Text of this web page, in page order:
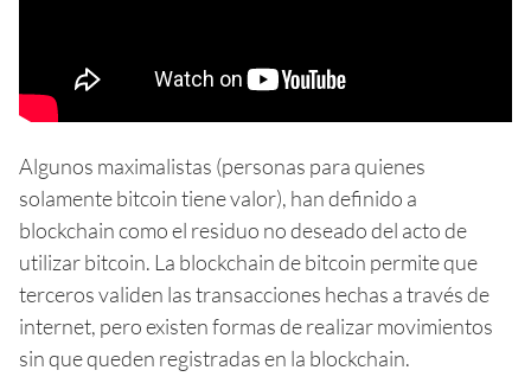
Algunos maximalistas (personas para quienes
solamente bitcoin tiene valor), han definido a
blockchain como el residuo no deseado del acto de
utilizar bitcoin. La blockchain de bitcoin permite que
terceros validen las transacciones hechas a través de
internet, pero existen formas de realizar movimientos
sin que queden registradas en la blockchain.